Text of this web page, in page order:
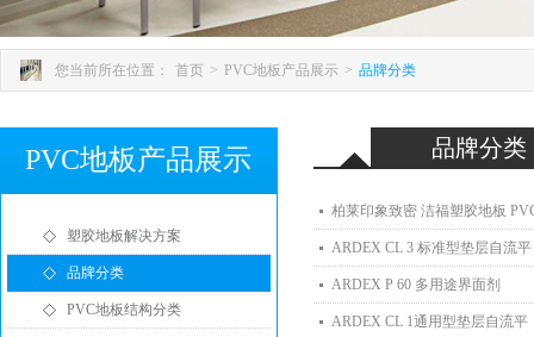
您当前所在位置： 首页 > PVC地板产品展示 > 品牌分类
PVC地板产品展示
塑胶地板解决方案
品牌分类
PVC地板结构分类
品牌分类
柏莱印象致密 洁福塑胶地板
ARDEX CL 3 标准型垫层自流平
ARDEX P 60 多用途界面剂
ARDEX CL 1通用型垫层自流平